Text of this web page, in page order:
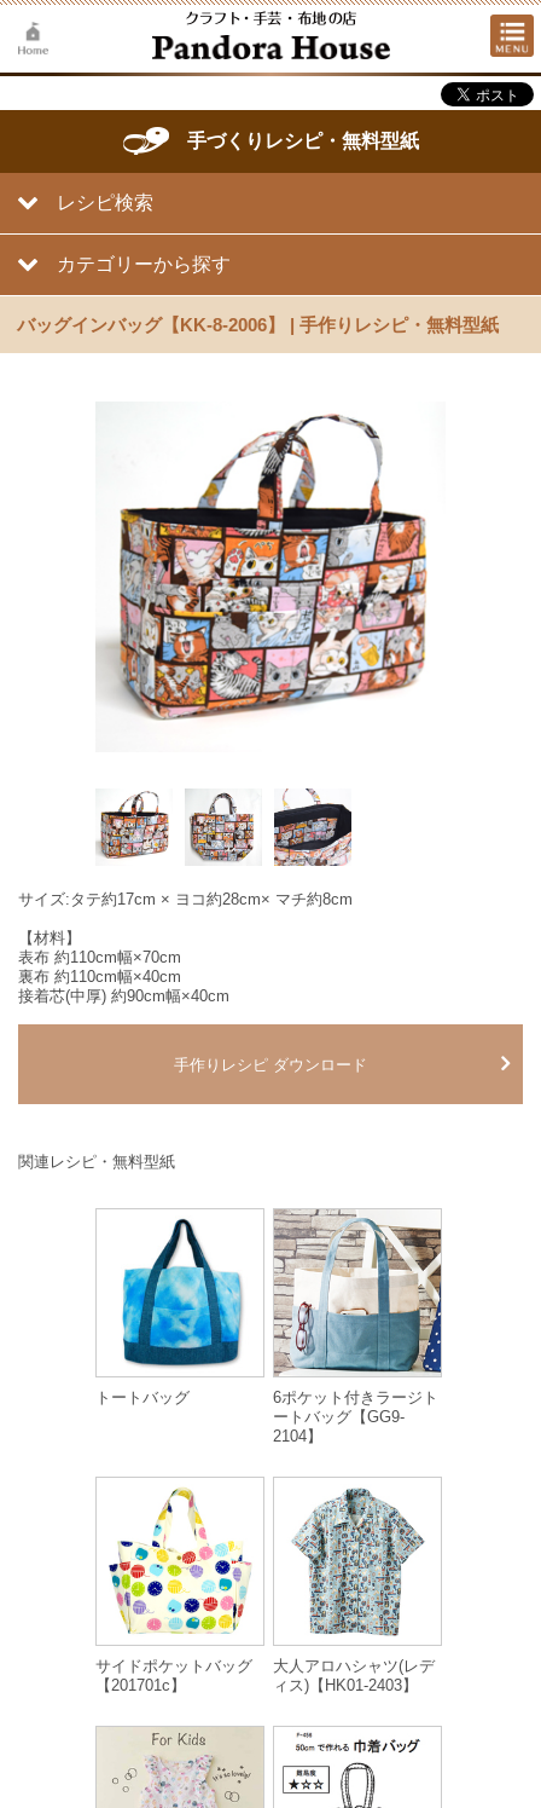
手づくりレシピ・無料型紙
レシピ検索
カテゴリーから探す
バッグインバッグ【KK-8-2006】 | 手作りレシピ・無料型紙
サイズ:タテ約17cm × ヨコ約28cm× マチ約8cm
【材料】
表布 約110cm幅×70cm
裏布 約110cm幅×40cm
接着芯(中厚) 約90cm幅×40cm
手作りレシピ ダウンロード
関連レシピ・無料型紙
トートバッグ
6ポケット付きラージト
ートバッグ【GG9-
2104】
サイドポケットバッグ
【201701c】
大人アロハシャツ(レデ
ィス)【HK01-2403】